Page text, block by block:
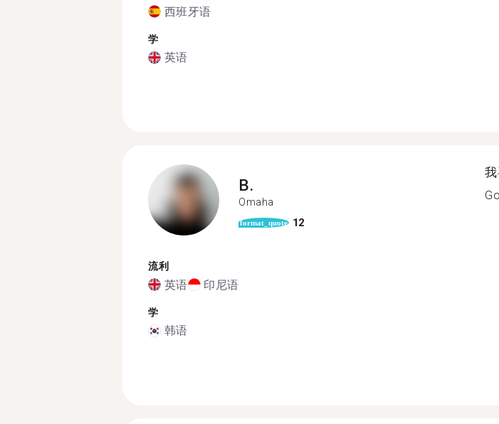
西班牙语
学
英语
B.
Omaha
format_quote 12
流利
英语 印尼语
学
韩语